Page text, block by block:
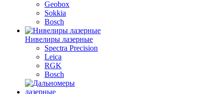
Geobox
Sokkia
Bosch
Нивелиры лазерные
Spectra Precision
Leica
RGK
Bosch